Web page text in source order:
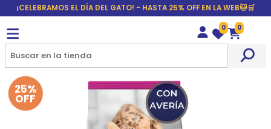
¡CELEBRAMOS EL DÍA DEL GATO! - HASTA 25% OFF EN LA WEB🐱🛒
Wishlist
0
Carrito
0
25%
OFF